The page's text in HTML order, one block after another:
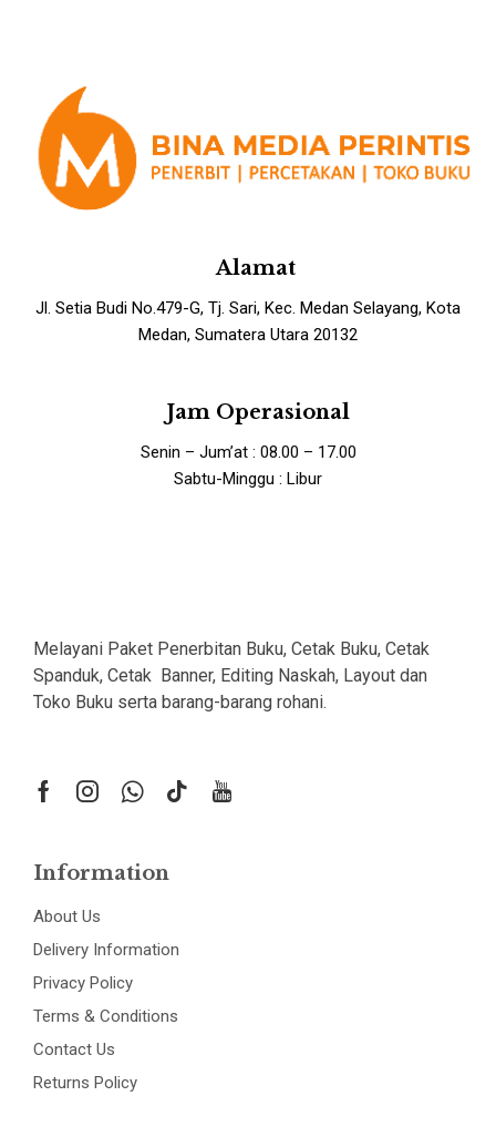
Alamat
Jl. Setia Budi No.479-G, Tj. Sari, Kec. Medan Selayang, Kota
Medan, Sumatera Utara 20132
Jam Operasional
Senin – Jum’at : 08.00 – 17.00
Sabtu-Minggu : Libur
Melayani Paket Penerbitan Buku, Cetak Buku, Cetak
Spanduk, Cetak Banner, Editing Naskah, Layout dan
Toko Buku serta barang-barang rohani.
Information
About Us
Delivery Information
Privacy Policy
Terms & Conditions
Contact Us
Returns Policy